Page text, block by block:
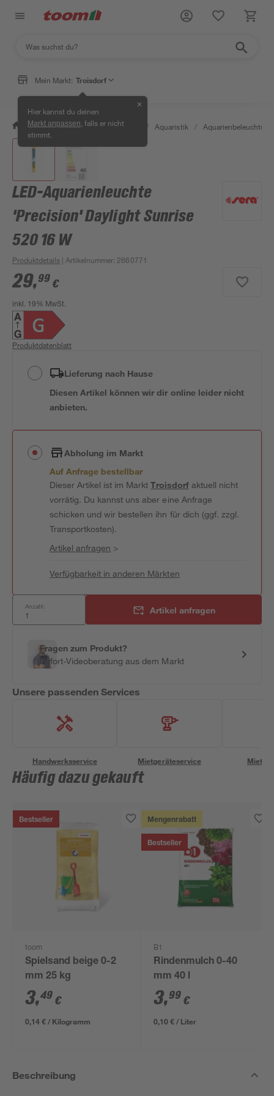
Mein Markt: Troisdorf
Hier kannst du deinen
Markt anpassen , falls er nicht
stimmt.
✕
/ Garten & Freizeit / Tierbedarf / Aquaristik / Aquarienbeleuchtung
LED-Aquarienleuchte
'Precision' Daylight Sunrise
520 16 W
Produktdetails | Artikelnummer: 2660771
29,99 €
inkl. 19% MwSt.
Produktdatenblatt
Lieferung nach Hause
Diesen Artikel können wir dir online leider nicht
anbieten.
Abholung im Markt
Auf Anfrage bestellbar
Dieser Artikel ist im MarktTroisdorfaktuell nicht
vorrätig. Du kannst uns aber eine Anfrage
schicken und wir bestellen ihn für dich (ggf. zzgl.
Transportkosten).
Artikel anfragen >
Verfügbarkeit in anderen Märkten
Anzahl: Artikel anfragen
Fragen zum Produkt?
Sofort-Videoberatung aus dem Markt
Unsere passenden Services
Handwerksservice Mietgeräteservice
Häufig dazu gekauft
Bestseller
toom
Spielsand beige 0-2
mm 25 kg
3,49 €
0,14 € / Kilogramm
Mengenrabatt
Bestseller
B1
Rindenmulch 0-40
mm 40 l
3,99 €
0,10 € / Liter
Beschreibung